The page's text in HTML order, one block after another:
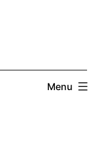
Menu